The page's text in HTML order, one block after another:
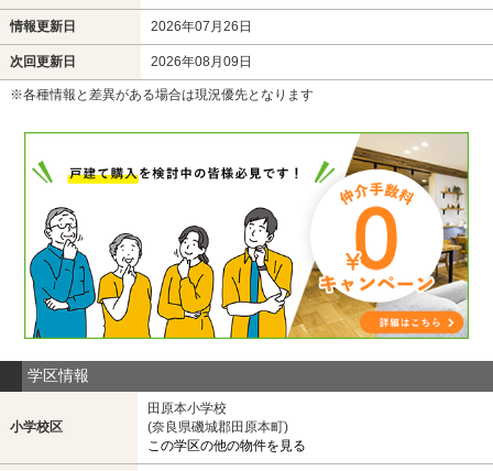
情報更新日 2026年07月26日
次回更新日 2026年08月09日
※各種情報と差異がある場合は現況優先となります
学区情報
小学校区
田原本小学校
(奈良県磯城郡田原本町)
この学区の他の物件を見る